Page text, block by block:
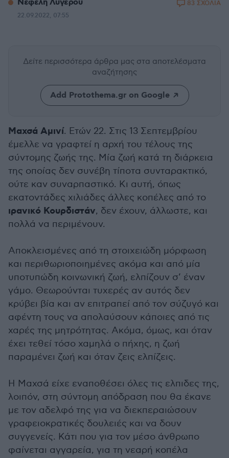
Νεφέλη Λυγερού
22.09.2022, 07:55
83 ΣΧΟΛΙΑ
Δείτε περισσότερα άρθρα μας στα αποτελέσματα
αναζήτησης
Add Protothema.gr on Google
Μαχσά Αμινί. Ετών 22. Στις 13 Σεπτεμβρίου
έμελλε να γραφτεί η αρχή του τέλους της
σύντομης ζωής της. Μία ζωή κατά τη διάρκεια
της οποίας δεν συνέβη τίποτα συνταρακτικό,
ούτε καν συναρπαστικό. Κι αυτή, όπως
εκατοντάδες χιλιάδες άλλες κοπέλες από το
ιρανικό Κουρδιστάν, δεν έχουν, άλλωστε, και
πολλά να περιμένουν.
Αποκλεισμένες από τη στοιχειώδη μόρφωση
και περιθωριοποιημένες ακόμα και από μία
υποτυπώδη κοινωνική ζωή, ελπίζουν σ’ έναν
γάμο. Θεωρούνται τυχερές αν αυτός δεν
κρύβει βία και αν επιτραπεί από τον σύζυγό και
αφέντη τους να απολαύσουν κάποιες από τις
χαρές της μητρότητας. Ακόμα, όμως, και όταν
έχει τεθεί τόσο χαμηλά ο πήχης, η ζωή
παραμένει ζωή και όταν ζεις ελπίζεις.
Η Μαχσά είχε εναποθέσει όλες τις ελπιδες της,
λοιπόν, στη σύντομη απόδραση που θα έκανε
με τον αδελφό της για να διεκπεραιώσουν
γραφειοκρατικές δουλειές και να δουν
συγγενείς. Κάτι που για τον μέσο άνθρωπο
φαίνεται αγγαρεία, για τη νεαρή κοπέλα